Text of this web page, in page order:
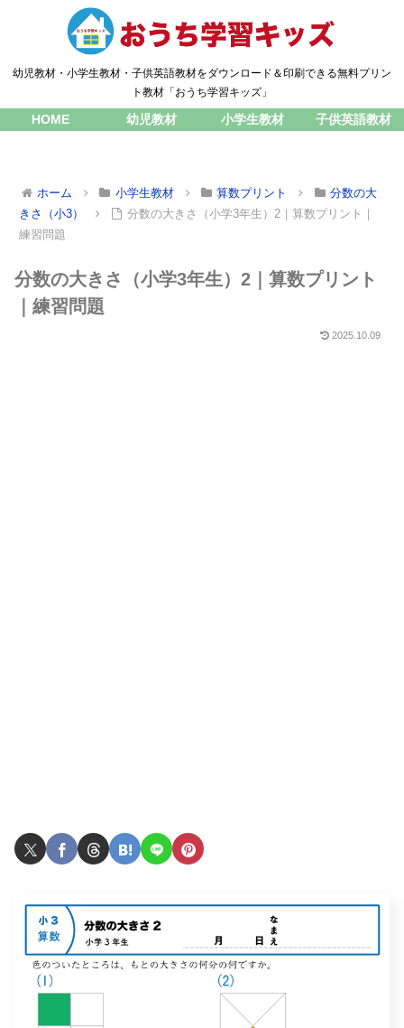
幼児教材・小学生教材・子供英語教材をダウンロード＆印刷できる無料プリン
ト教材「おうち学習キッズ」
HOME 幼児教材 小学生教材 子供英語教材
ホーム 小学生教材 算数プリント
分数の大
きさ（小3）
分数の大きさ（小学3年生）2｜算数プリント｜
練習問題
分数の大きさ（小学3年生）2｜算数プリント
｜練習問題
2025.10.09